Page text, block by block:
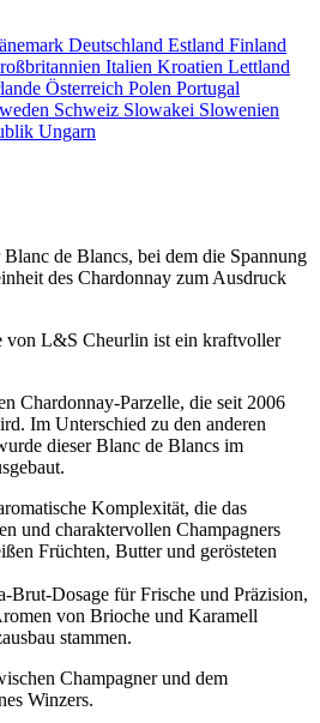
Deutschland Estland Finland
Italien Kroatien Lettland
Österreich Polen Portugal
Schweiz Slowakei Slowenien
Ungarn
de Blancs, bei dem die Spannung
des Chardonnay zum Ausdruck
von L&S Cheurlin ist ein kraftvoller
Chardonnay-Parzelle, die seit 2006
Im Unterschied zu den anderen
dieser Blanc de Blancs im
Komplexität, die das
und charaktervollen Champagners
Früchten, Butter und gerösteten
Brut-Dosage für Frische und Präzision,
von Brioche und Karamell
stammen.
Champagner und dem
Winzers.